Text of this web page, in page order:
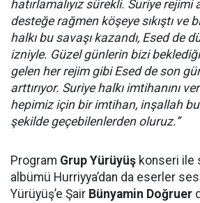
hatırlamalıyız sürekli. Suriye rejimi
desteğe rağmen köşeye sıkıştı ve
halkı bu savaşı kazandı, Esed de
izniyle. Güzel günlerin bizi
gelen her rejim gibi Esed de son
arttırıyor. Suriye halkı imtihanını
hepimiz için bir imtihan, inşallah
şekilde geçebilenlerden oluruz.”
Program Grup Yürüyüş konseri ile
albümü Hurriyya’dan da eserler
Yürüyüş’e Şair Bünyamin Doğruer